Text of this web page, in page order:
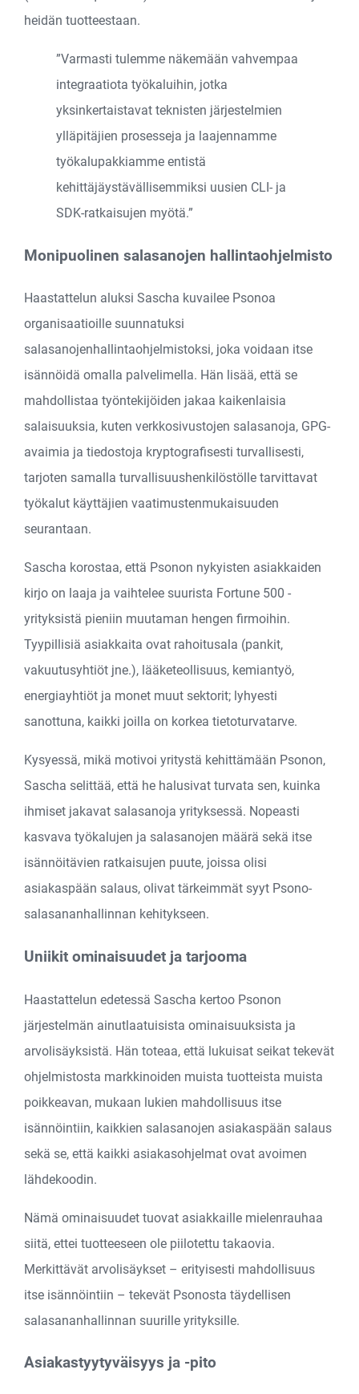
heidän tuotteestaan.
”Varmasti tulemme näkemään vahvempaa
integraatiota työkaluihin, jotka
yksinkertaistavat teknisten järjestelmien
ylläpitäjien prosesseja ja laajennamme
työkalupakkiamme entistä
kehittäjäystävällisemmiksi uusien CLI- ja
SDK-ratkaisujen myötä.”
Monipuolinen salasanojen hallintaohjelmisto
Haastattelun aluksi Sascha kuvailee Psonoa
organisaatioille suunnatuksi
salasanojenhallintaohjelmistoksi, joka voidaan itse
isännöidä omalla palvelimella. Hän lisää, että se
mahdollistaa työntekijöiden jakaa kaikenlaisia
salaisuuksia, kuten verkkosivustojen salasanoja, GPG-
avaimia ja tiedostoja kryptografisesti turvallisesti,
tarjoten samalla turvallisuushenkilöstölle tarvittavat
työkalut käyttäjien vaatimustenmukaisuuden
seurantaan.
Sascha korostaa, että Psonon nykyisten asiakkaiden
kirjo on laaja ja vaihtelee suurista Fortune 500 -
yrityksistä pieniin muutaman hengen firmoihin.
Tyypillisiä asiakkaita ovat rahoitusala (pankit,
vakuutusyhtiöt jne.), lääketeollisuus, kemiantyö,
energiayhtiöt ja monet muut sektorit; lyhyesti
sanottuna, kaikki joilla on korkea tietoturvatarve.
Kysyessä, mikä motivoi yritystä kehittämään Psonon,
Sascha selittää, että he halusivat turvata sen, kuinka
ihmiset jakavat salasanoja yrityksessä. Nopeasti
kasvava työkalujen ja salasanojen määrä sekä itse
isännöitävien ratkaisujen puute, joissa olisi
asiakaspään salaus, olivat tärkeimmät syyt Psono-
salasananhallinnan kehitykseen.
Uniikit ominaisuudet ja tarjooma
Haastattelun edetessä Sascha kertoo Psonon
järjestelmän ainutlaatuisista ominaisuuksista ja
arvolisäyksistä. Hän toteaa, että lukuisat seikat tekevät
ohjelmistosta markkinoiden muista tuotteista muista
poikkeavan, mukaan lukien mahdollisuus itse
isännöintiin, kaikkien salasanojen asiakaspään salaus
sekä se, että kaikki asiakasohjelmat ovat avoimen
lähdekoodin.
Nämä ominaisuudet tuovat asiakkaille mielenrauhaa
siitä, ettei tuotteeseen ole piilotettu takaovia.
Merkittävät arvolisäykset – erityisesti mahdollisuus
itse isännöintiin – tekevät Psonosta täydellisen
salasananhallinnan suurille yrityksille.
Asiakastyytyväisyys ja -pito